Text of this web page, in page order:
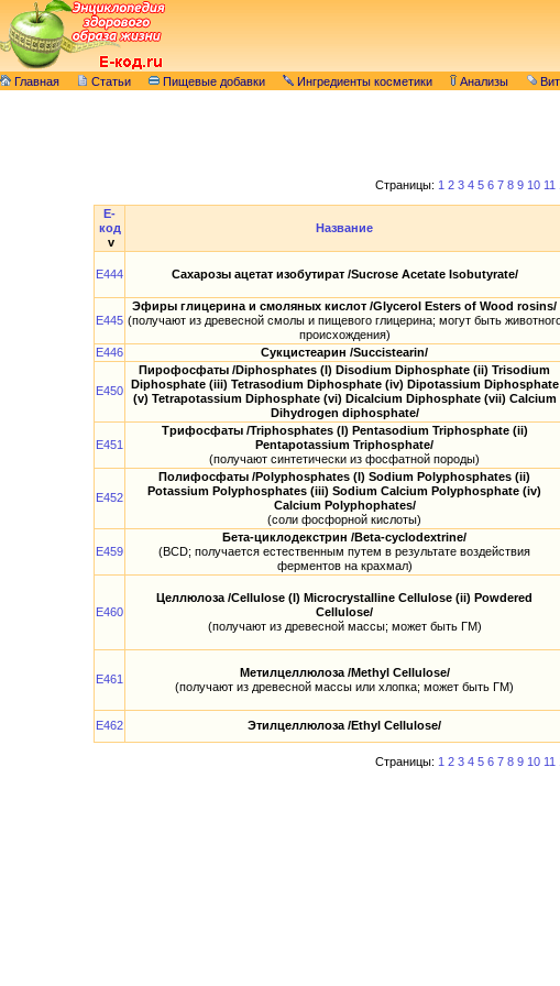
Главная Статьи Пищевые добавки Ингредиенты косметики Анализы
Страницы: 1 2 3 4 5 6 7 8 9 10 11
E-
код
v
Название
E444 Сахарозы ацетат изобутират /Sucrose Acetate Isobutyrate/
E445
Эфиры глицерина и смоляных кислот /Glycerol Esters of Wood rosins/
(получают из древесной смолы и пищевого глицерина; могут быть
происхождения)
E446
Сукцистеарин /Succistearin/
E450
Пирофосфаты /Diphosphates (I) Disodium Diphosphate (ii) Trisodium
Diphosphate (iii) Tetrasodium Diphosphate (iv) Dipotassium Diphosphate
(v) Tetrapotassium Diphosphate (vi) Dicalcium Diphosphate (vii) Calcium
Dihydrogen diphosphate/
E451
Трифосфаты /Triphosphates (I) Pentasodium Triphosphate (ii)
Pentapotassium Triphosphate/
(получают синтетически из фосфатной породы)
E452
Полифосфаты /Polyphosphates (I) Sodium Polyphosphates (ii)
Potassium Polyphosphates (iii) Sodium Calcium Polyphosphate (iv)
Calcium Polyphophates/
(соли фосфорной кислоты)
E459
Бета-циклодекстрин /Beta-cyclodextrine/
(BCD; получается естественным путем в результате воздействия
ферментов на крахмал)
E460
Целлюлоза /Cellulose (I) Microcrystalline Cellulose (ii) Powdered
Cellulose/
(получают из древесной массы; может быть ГМ)
E461
Метилцеллюлоза /Methyl Cellulose/
(получают из древесной массы или хлопка; может быть ГМ)
E462
Этилцеллюлоза /Ethyl Cellulose/
Страницы: 1 2 3 4 5 6 7 8 9 10 11